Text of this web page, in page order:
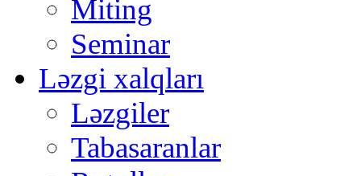
Miting
Seminar
Ləzgi xalqları
Ləzgiler
Tabasaranlar